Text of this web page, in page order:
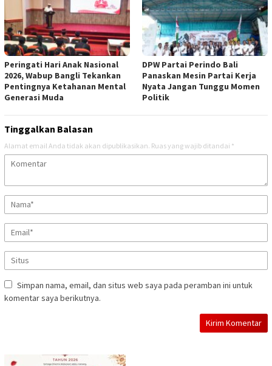
Peringati Hari Anak Nasional
2026, Wabup Bangli Tekankan
Pentingnya Ketahanan Mental
Generasi Muda
DPW Partai Perindo Bali
Panaskan Mesin Partai Kerja
Nyata Jangan Tunggu Momen
Politik
Tinggalkan Balasan
Alamat email Anda tidak akan dipublikasikan. Ruas yang wajib ditandai *
Simpan nama, email, dan situs web saya pada peramban ini untuk
komentar saya berikutnya.